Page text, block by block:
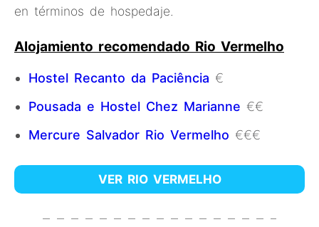
en términos de hospedaje.
Alojamiento recomendado Rio Vermelho
Hostel Recanto da Paciência €
Pousada e Hostel Chez Marianne €€
Mercure Salvador Rio Vermelho €€€
VER RIO VERMELHO